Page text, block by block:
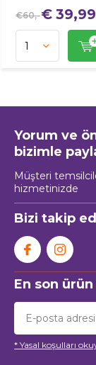
€60,-€ 39,99
Yorum ve
bizimle
Müşteri
hizmetinizde
Bizi takip
En son
* Yasal koşulları